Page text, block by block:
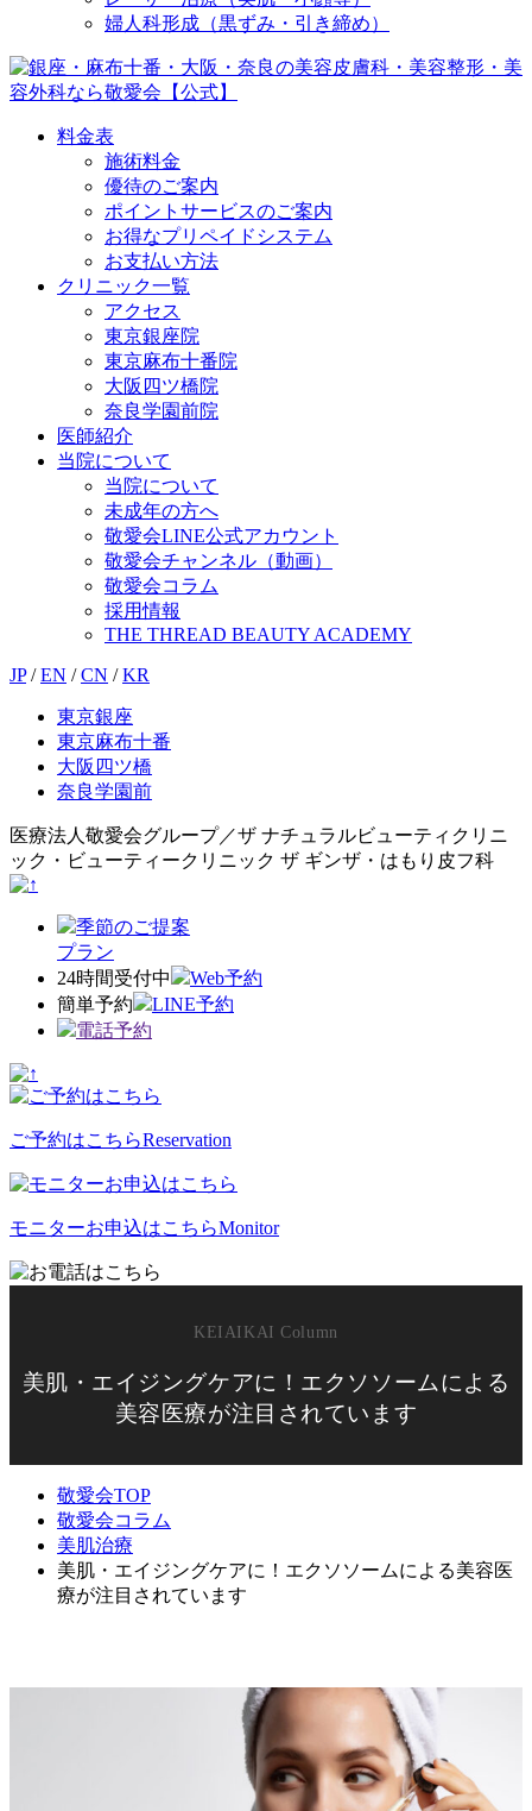
婦人科形成（黒ずみ・引き締め）
料金表
施術料金
優待のご案内
ポイントサービスのご案内
お得なプリペイドシステム
お支払い方法
クリニック一覧
アクセス
東京銀座院
東京麻布十番院
大阪四ツ橋院
奈良学園前院
医師紹介
当院について
当院について
未成年の方へ
敬愛会LINE公式アカウント
敬愛会チャンネル（動画）
敬愛会コラム
採用情報
THE THREAD BEAUTY ACADEMY
JP / EN / CN / KR
東京銀座
東京麻布十番
大阪四ツ橋
奈良学園前
医療法人敬愛会グループ／ザ ナチュラルビューティクリニ
ック・ビューティークリニック ザ ギンザ・はもり皮フ科
季節のご提案
プラン
24時間受付中
Web予約
簡単予約
LINE予約
電話予約
ご予約はこちらReservation
モニターお申込はこちらMonitor
美肌・エイジングケアに！エクソソームによる
美容医療が注目されています
敬愛会TOP
敬愛会コラム
美肌治療
美肌・エイジングケアに！エクソソームによる美容医
療が注目されています